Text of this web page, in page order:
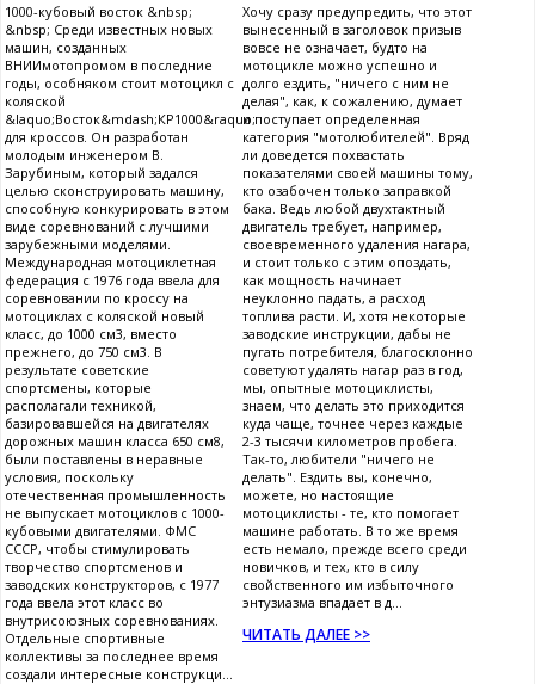
1000-кубовый восток &nbsp;
&nbsp; Среди известных новых
машин, созданных
ВНИИмотопромом в последние
годы, особняком стоит мотоцикл с
коляской
&laquo;Восток&mdash;КР1000&raquo;
для кроссов. Он разработан
молодым инженером В.
Зарубиным, который задался
целью сконструировать машину,
способную конкурировать в этом
виде соревнований с лучшими
зарубежными моделями.
Международная мотоциклетная
федерация с 1976 года ввела для
соревновании по кроссу на
мотоциклах с коляской новый
класс, до 1000 см3, вместо
прежнего, до 750 см3. В
результате советские
спортсмены, которые
располагали техникой,
базировавшейся на двигателях
дорожных машин класса 650 см8,
были поставлены в неравные
условия, поскольку
отечественная промышленность
не выпускает мотоциклов с 1000-
кубовыми двигателями. ФМС
СССР, чтобы стимулировать
творчество спортсменов и
заводских конструкторов, с 1977
года ввела этот класс во
внутрисоюзных соревнованиях.
Отдельные спортивные
коллективы за последнее время
создали интересные конструкци...
Хочу сразу предупредить, что этот
вынесенный в заголовок призыв
вовсе не означает, будто на
мотоцикле можно успешно и
долго ездить, "ничего с ним не
делая", как, к сожалению, думает
и поступает определенная
категория "мотолюбителей". Вряд
ли доведется похвастать
показателями своей машины тому,
кто озабочен только заправкой
бака. Ведь любой двухтактный
двигатель требует, например,
своевременного удаления нагара,
и стоит только с этим опоздать,
как мощность начинает
неуклонно падать, а расход
топлива расти. И, хотя некоторые
заводские инструкции, дабы не
пугать потребителя, благосклонно
советуют удалять нагар раз в год,
мы, опытные мотоциклисты,
знаем, что делать это приходится
куда чаще, точнее через каждые
2-3 тысячи километров пробега.
Так-то, любители "ничего не
делать". Ездить вы, конечно,
можете, но настоящие
мотоциклисты - те, кто помогает
машине работать. В то же время
есть немало, прежде всего среди
новичков, и тех, кто в силу
свойственного им избыточного
энтузиазма впадает в д...
ЧИТАТЬ ДАЛЕЕ >>